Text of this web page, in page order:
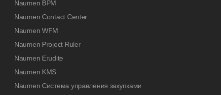
Naumen BPM
Naumen Contact Center
Naumen WFM
Naumen Project Ruler
Naumen Erudite
Naumen KMS
Naumen Система управления закупками